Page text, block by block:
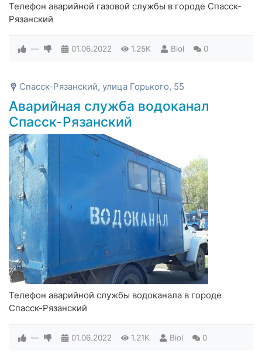
Телефон аварийной газовой службы в городе Спасск-
Рязанский
— 01.06.2022 1.25K Biol 0
Спасск-Рязанский, улица Горького, 55
Аварийная служба водоканал
Спасск-Рязанский
Телефон аварийной службы водоканала в городе
Спасск-Рязанский
— 01.06.2022 1.21K Biol 0